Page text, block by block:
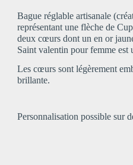
Bague réglable artisanale
représentant une flèche de
deux cœurs dont un en or
Saint valentin pour femme est
Les cœurs sont légèrement
brillante.
Personnalisation possible sur